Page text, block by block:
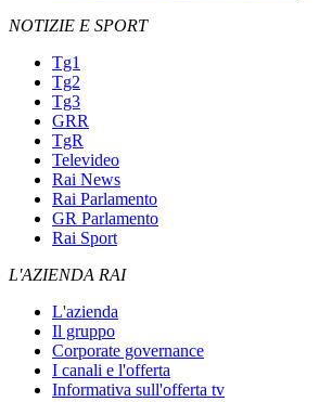
NOTIZIE E SPORT
Tg1
Tg2
Tg3
GRR
TgR
Televideo
Rai News
Rai Parlamento
GR Parlamento
Rai Sport
L'AZIENDA RAI
L'azienda
Il gruppo
Corporate governance
I canali e l'offerta
Informativa sull'offerta tv